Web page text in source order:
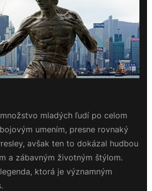
mladých ľudí po celom
umením, presne rovnaký
avšak ten to dokázal hudbou
a zábavným životným štýlom.
ktorá je významným